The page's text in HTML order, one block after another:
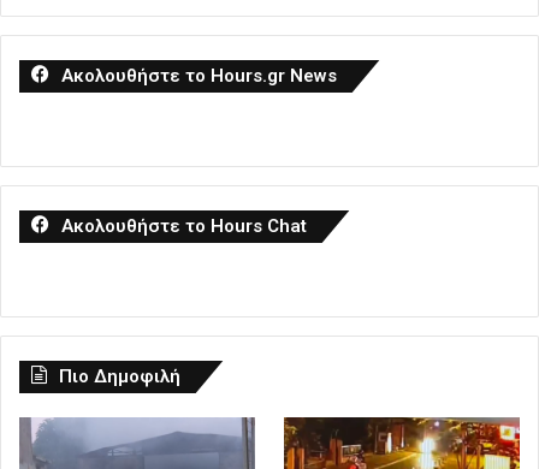
Ακολουθήστε το Hours.gr News
Ακολουθήστε το Hours Chat
Πιο Δημοφιλή